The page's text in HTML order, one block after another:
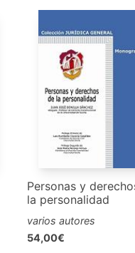
Personas y
la personalidad
varios autores
54,00€